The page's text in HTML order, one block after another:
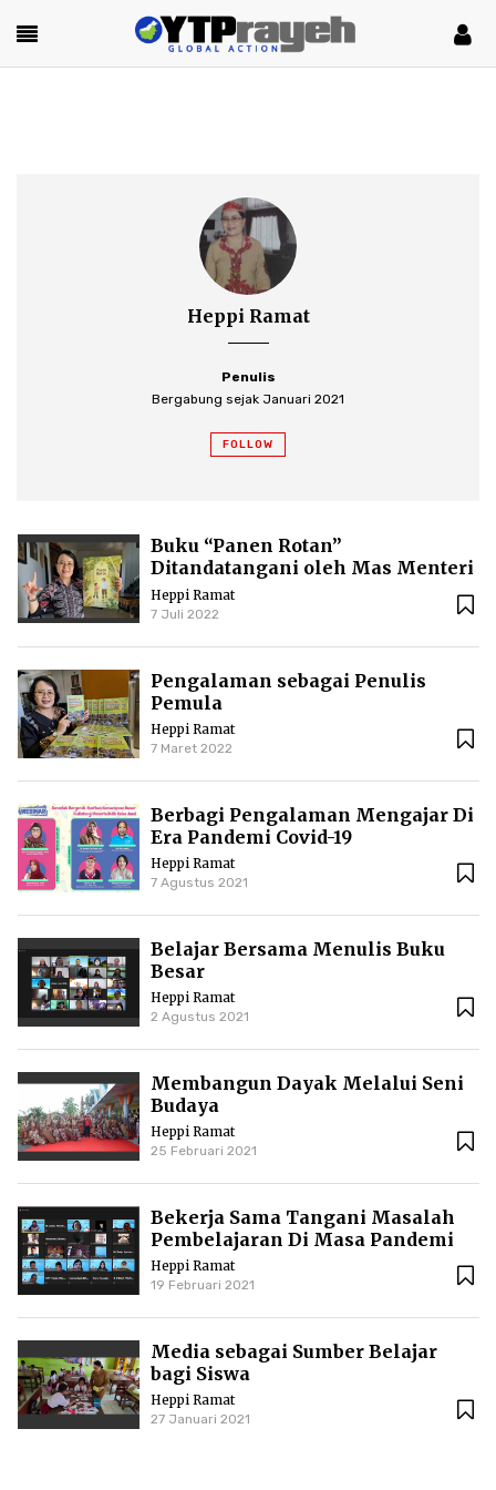
Heppi Ramat
Penulis
Bergabung sejak Januari 2021
FOLLOW
Buku “Panen Rotan”
Ditandatangani oleh Mas Menteri
Nadiem Anwar Makarim
Heppi Ramat
7 Juli 2022
Pengalaman sebagai Penulis
Pemula
Heppi Ramat
7 Maret 2022
Berbagi Pengalaman Mengajar Di
Era Pandemi Covid-19
Heppi Ramat
7 Agustus 2021
Belajar Bersama Menulis Buku
Besar
Heppi Ramat
2 Agustus 2021
Membangun Dayak Melalui Seni
Budaya
Heppi Ramat
25 Februari 2021
Bekerja Sama Tangani Masalah
Pembelajaran Di Masa Pandemi
Heppi Ramat
19 Februari 2021
Media sebagai Sumber Belajar
bagi Siswa
Heppi Ramat
27 Januari 2021